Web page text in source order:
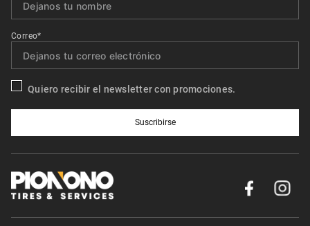
Correo*
Quiero recibir el newsletter con promociones.
Suscribirse